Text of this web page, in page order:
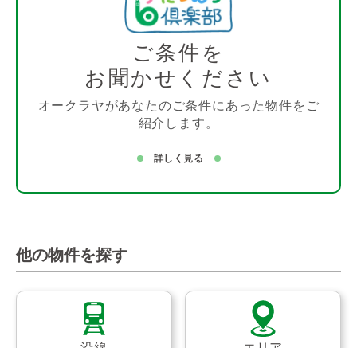
ご条件を
お聞かせください
オークラヤがあなたのご条件にあった物件をご
紹介します。
詳しく見る
他の物件を探す